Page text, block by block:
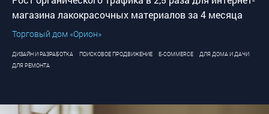
магазина лакокрасочных материалов за 4 месяца
Торговый дом «Орион»
ДИЗАЙН И РАЗРАБОТКА ПОИСКОВОЕ ПРОДВИЖЕНИЕ E-COMMERCE
ДЛЯ ДОМА И ДАЧИ
ДЛЯ РЕМОНТА